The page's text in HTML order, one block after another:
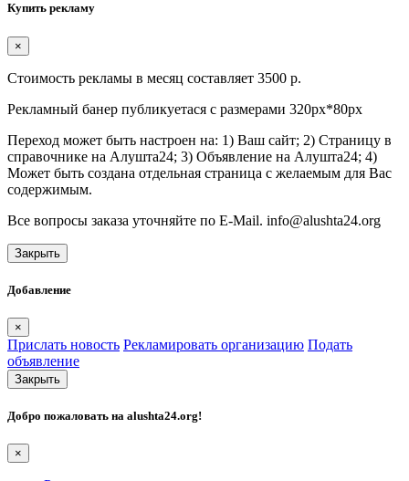
Купить рекламу
×
Стоимость рекламы в месяц составляет 3500 р.
Рекламный банер публикуетася с размерами 320px*80px
Переход может быть настроен на: 1) Ваш сайт; 2) Страницу в
справочнике на Алушта24; 3) Объявление на Алушта24; 4)
Может быть создана отдельная страница с желаемым для Вас
содержимым.
Все вопросы заказа уточняйте по E-Mail. info@alushta24.org
Закрыть
Добавление
×
Прислать новость Рекламировать организацию Подать
объявление
Закрыть
Добро пожаловать на alushta24.org!
×